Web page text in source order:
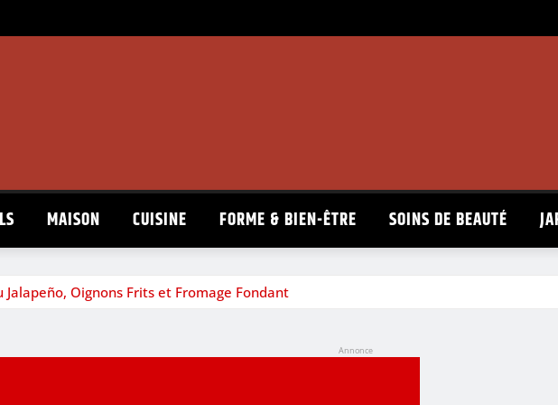
MAISON CUISINE FORME & BIEN-ÊTRE SOINS DE BEAUTÉ
Jalapeño, Oignons Frits et Fromage Fondant
Annonce